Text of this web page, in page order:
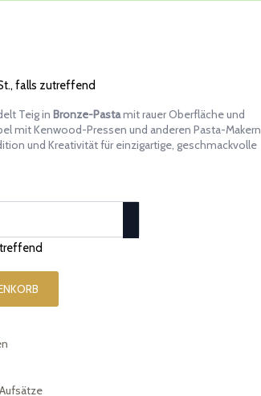
falls zutreffend
Teig in Bronze-Pastamit rauer Oberfläche und
mit Kenwood-Pressen und anderen Pasta-Makern
und Kreativität für einzigartige, geschmackvolle